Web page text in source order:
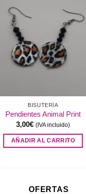
BISUTERÍA
Pendientes Animal Print
3,00€ (IVA incluido)
AÑADIR AL CARRITO
OFERTAS